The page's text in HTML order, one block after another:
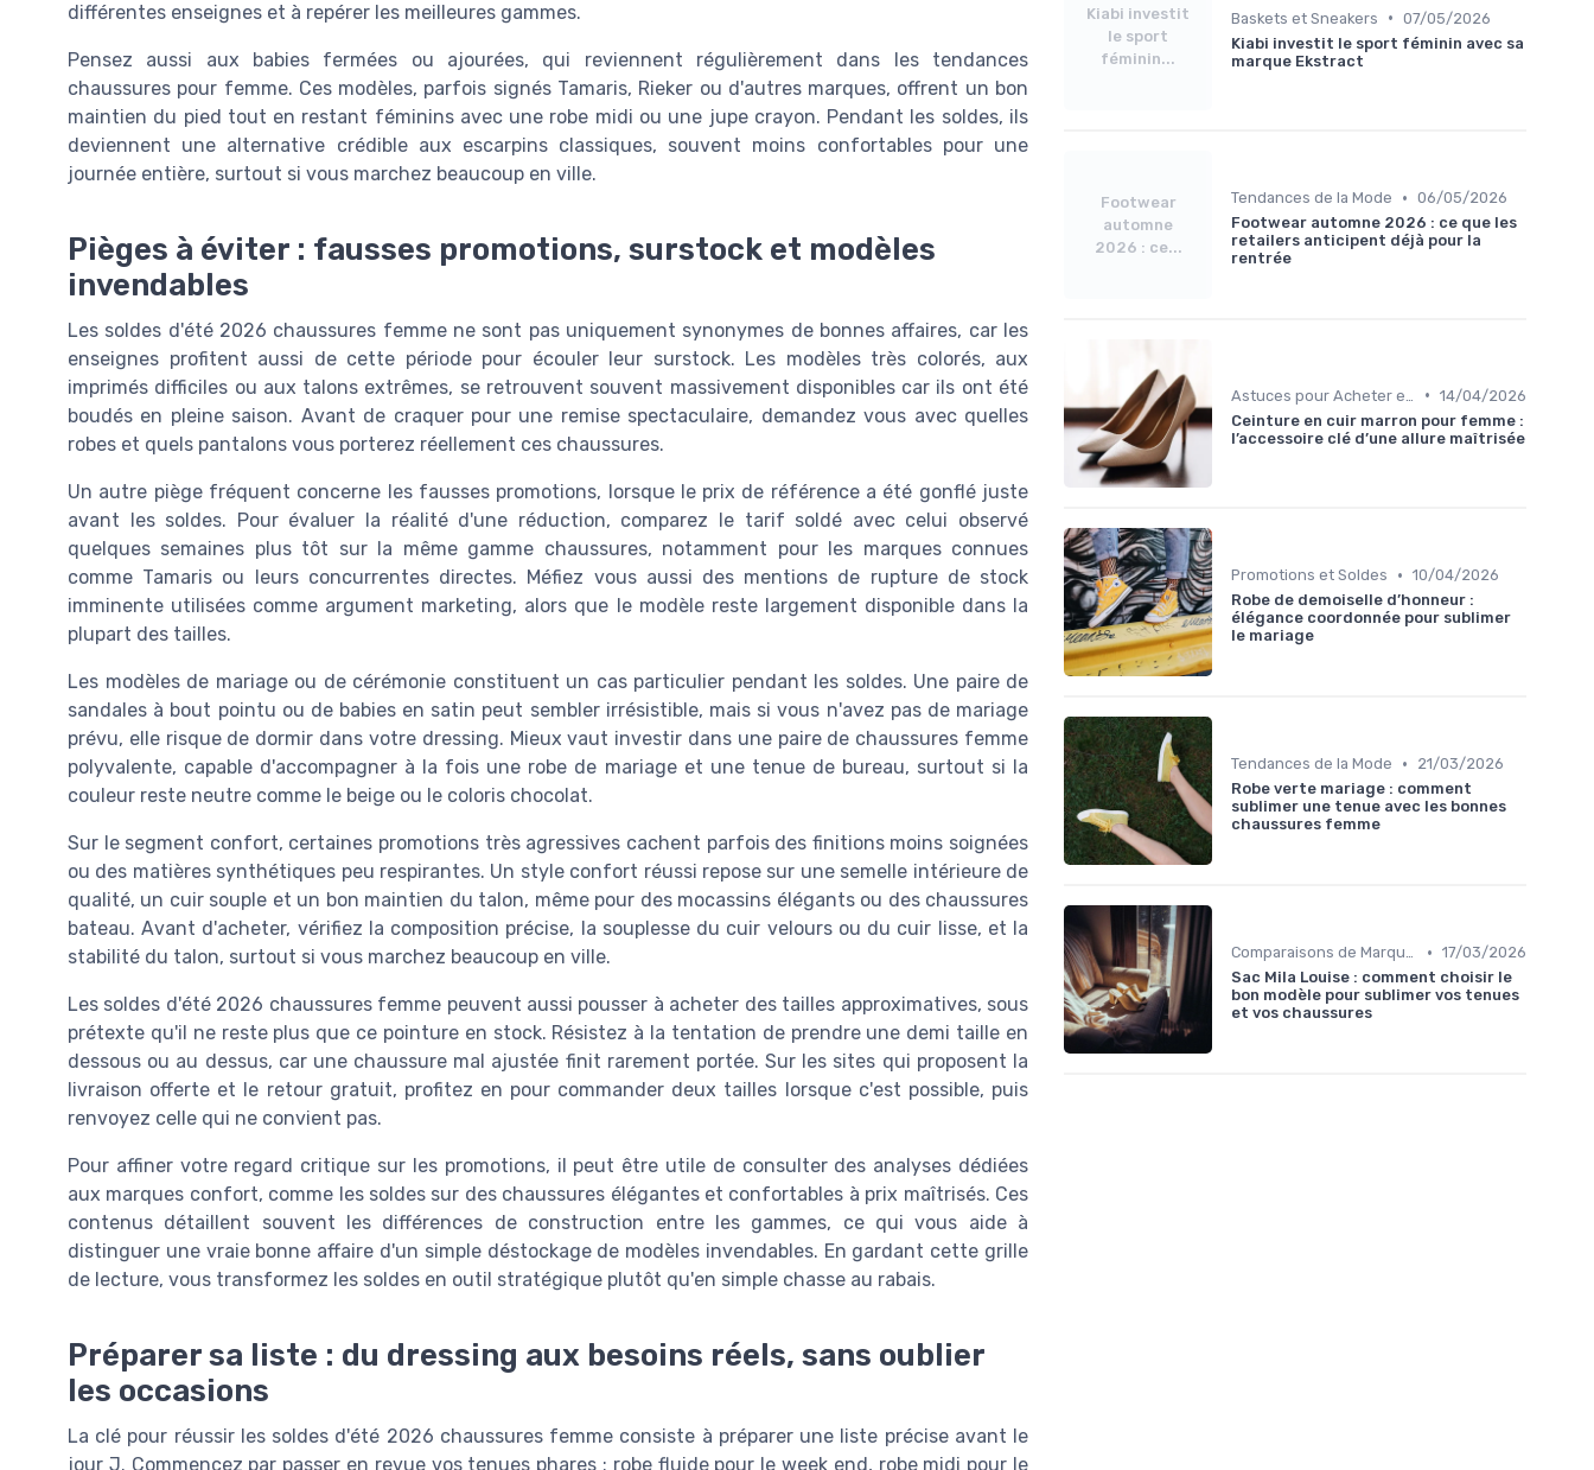
différentes enseignes et à repérer les meilleures gammes.
Pensez aussi aux babies fermées ou ajourées, qui reviennent régulièrement dans les tendances
chaussures pour femme. Ces modèles, parfois signés Tamaris, Rieker ou d'autres marques, offrent un bon
maintien du pied tout en restant féminins avec une robe midi ou une jupe crayon. Pendant les soldes, ils
deviennent une alternative crédible aux escarpins classiques, souvent moins confortables pour une
journée entière, surtout si vous marchez beaucoup en ville.
Pièges à éviter : fausses promotions, surstock et modèles
invendables
Les soldes d'été 2026 chaussures femme ne sont pas uniquement synonymes de bonnes affaires, car les
enseignes profitent aussi de cette période pour écouler leur surstock. Les modèles très colorés, aux
imprimés difficiles ou aux talons extrêmes, se retrouvent souvent massivement disponibles car ils ont été
boudés en pleine saison. Avant de craquer pour une remise spectaculaire, demandez vous avec quelles
robes et quels pantalons vous porterez réellement ces chaussures.
Un autre piège fréquent concerne les fausses promotions, lorsque le prix de référence a été gonflé juste
avant les soldes. Pour évaluer la réalité d'une réduction, comparez le tarif soldé avec celui observé
quelques semaines plus tôt sur la même gamme chaussures, notamment pour les marques connues
comme Tamaris ou leurs concurrentes directes. Méfiez vous aussi des mentions de rupture de stock
imminente utilisées comme argument marketing, alors que le modèle reste largement disponible dans la
plupart des tailles.
Les modèles de mariage ou de cérémonie constituent un cas particulier pendant les soldes. Une paire de
sandales à bout pointu ou de babies en satin peut sembler irrésistible, mais si vous n'avez pas de mariage
prévu, elle risque de dormir dans votre dressing. Mieux vaut investir dans une paire de chaussures femme
polyvalente, capable d'accompagner à la fois une robe de mariage et une tenue de bureau, surtout si la
couleur reste neutre comme le beige ou le coloris chocolat.
Sur le segment confort, certaines promotions très agressives cachent parfois des finitions moins soignées
ou des matières synthétiques peu respirantes. Un style confort réussi repose sur une semelle intérieure de
qualité, un cuir souple et un bon maintien du talon, même pour des mocassins élégants ou des chaussures
bateau. Avant d'acheter, vérifiez la composition précise, la souplesse du cuir velours ou du cuir lisse, et la
stabilité du talon, surtout si vous marchez beaucoup en ville.
Les soldes d'été 2026 chaussures femme peuvent aussi pousser à acheter des tailles approximatives, sous
prétexte qu'il ne reste plus que ce pointure en stock. Résistez à la tentation de prendre une demi taille en
dessous ou au dessus, car une chaussure mal ajustée finit rarement portée. Sur les sites qui proposent la
livraison offerte et le retour gratuit, profitez en pour commander deux tailles lorsque c'est possible, puis
renvoyez celle qui ne convient pas.
Pour affiner votre regard critique sur les promotions, il peut être utile de consulter des analyses dédiées
aux marques confort, comme les soldes sur des chaussures élégantes et confortables à prix maîtrisés. Ces
contenus détaillent souvent les différences de construction entre les gammes, ce qui vous aide à
distinguer une vraie bonne affaire d'un simple déstockage de modèles invendables. En gardant cette grille
de lecture, vous transformez les soldes en outil stratégique plutôt qu'en simple chasse au rabais.
Préparer sa liste : du dressing aux besoins réels, sans oublier
les occasions
La clé pour réussir les soldes d'été 2026 chaussures femme consiste à préparer une liste précise avant le
jour J. Commencez par passer en revue vos tenues phares : robe fluide pour le week end, robe midi pour le
Kiabi investit
le sport
féminin...
Baskets et Sneakers • 07/05/2026
Kiabi investit le sport féminin avec sa
marque Ekstract
Footwear
automne
2026 : ce...
Tendances de la Mode • 06/05/2026
Footwear automne 2026 : ce que les
retailers anticipent déjà pour la
rentrée
• 14/04/2026
Ceinture en cuir marron pour femme :
l’accessoire clé d’une allure maîtrisée
Promotions et Soldes • 10/04/2026
Robe de demoiselle d’honneur :
élégance coordonnée pour sublimer
le mariage
Tendances de la Mode •
21/03/2026
Robe verte mariage : comment
sublimer une tenue avec les bonnes
chaussures femme
Comparaisons de Marques • 17/03/2026
Sac Mila Louise : comment choisir le
bon modèle pour sublimer vos tenues
et vos chaussures